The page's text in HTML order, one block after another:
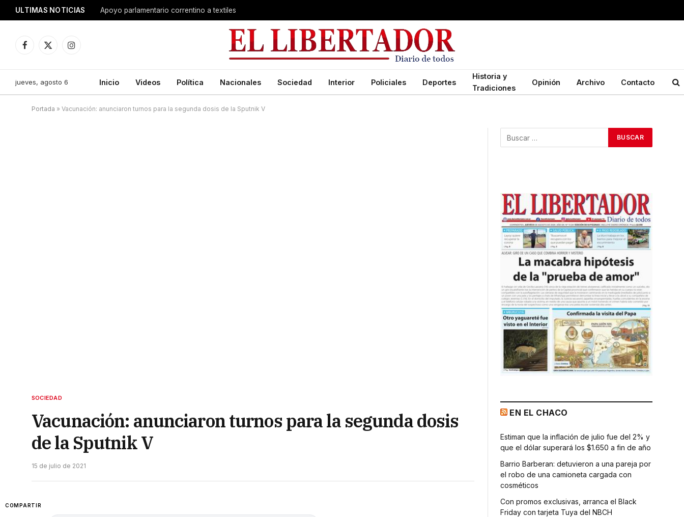
ULTIMAS NOTICIAS Apoyo parlamentario correntino a textiles
Facebook
X
Instagram
jueves, agosto 6 Inicio Videos Política Nacionales Sociedad Interior Policiales Deportes
Historia y
Tradiciones
Opinión Archivo Contacto
Portada » Vacunación: anunciaron turnos para la segunda dosis de la Sputnik V
SOCIEDAD
Vacunación: anunciaron turnos para la segunda dosis
de la Sputnik V
15 de julio de 2021
COMPARTIR
EN EL CHACO
Estiman que la inflación de julio fue del 2% y
que el dólar superará los $1.650 a fin de año
Barrio Barberan: detuvieron a una pareja por
el robo de una camioneta cargada con
cosméticos
Con promos exclusivas, arranca el Black
Friday con tarjeta Tuya del NBCH